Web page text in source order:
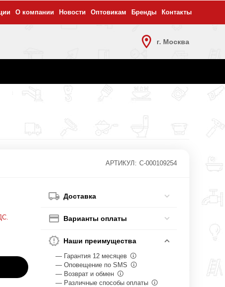
О компании Новости Оптовикам Бренды Контакты
г. Москва
АРТИКУЛ: С-000109254
Доставка
Варианты оплаты
Наши преимущества
— Гарантия 12 месяцев
— Оповещение по SMS
— Возврат и обмен
— Различные способы оплаты